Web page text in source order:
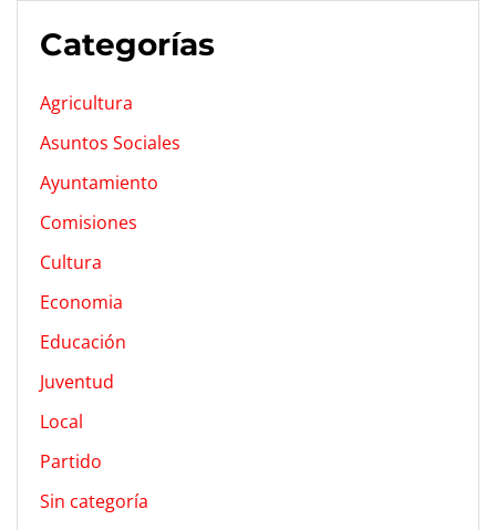
Categorías
Agricultura
Asuntos Sociales
Ayuntamiento
Comisiones
Cultura
Economia
Educación
Juventud
Local
Partido
Sin categoría